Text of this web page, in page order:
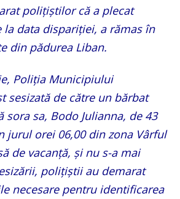
poliţiştilor că a plecat
la data dispariţiei, a rămas în
din pădurea Liban.
Poliţia Municipiului
sesizată de către un bărbat
sora sa, Bodo Julianna, de 43
jurul orei 06,00 din zona Vârful
de vacanţă, şi nu s-a mai
poliţiştii au demarat
necesare pentru identificarea